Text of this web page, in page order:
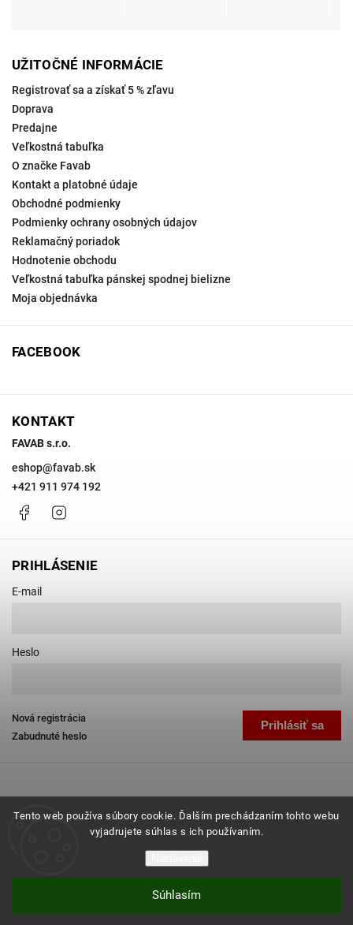
Tento web používa súbory cookie. Ďalším prechádzaním tohto webu
vyjadrujete súhlas s ich používaním.
Súhlasím
UŽITOČNÉ INFORMÁCIE
Registrovať sa a získať 5 % zľavu
Doprava
Predajne
Veľkostná tabuľka
O značke Favab
Kontakt a platobné údaje
Obchodné podmienky
Podmienky ochrany osobných údajov
Reklamačný poriadok
Hodnotenie obchodu
Veľkostná tabuľka pánskej spodnej bielizne
Moja objednávka
FACEBOOK
KONTAKT
FAVAB s.r.o.
eshop@favab.sk
+421 911 974 192
Facebook
PRIHLÁSENIE
E-mail
Heslo
Prihlásiť sa
Nová registrácia
Zabudnuté heslo
Vytvoril Shoptet
Favab.sk. Všetky práva vyhradené.
Grafický návrh vytvořil a nakódoval